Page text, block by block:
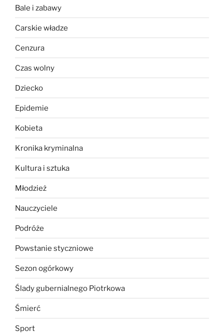
Bale i zabawy
Carskie władze
Cenzura
Czas wolny
Dziecko
Epidemie
Kobieta
Kronika kryminalna
Kultura i sztuka
Młodzież
Nauczyciele
Podróże
Powstanie styczniowe
Sezon ogórkowy
Ślady gubernialnego Piotrkowa
Śmierć
Sport